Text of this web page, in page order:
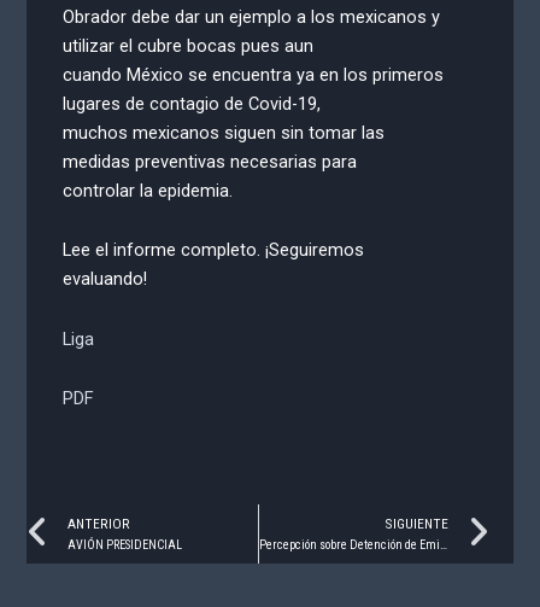
Obrador debe dar un ejemplo a los mexicanos y
utilizar el cubre bocas pues aun
cuando México se encuentra ya en los primeros
lugares de contagio de Covid-19,
muchos mexicanos siguen sin tomar las
medidas preventivas necesarias para
controlar la epidemia.
Lee el informe completo. ¡Seguiremos
evaluando!
Liga
PDF
Prev
ANTERIOR
AVIÓN PRESIDENCIAL
SIGUIENTE